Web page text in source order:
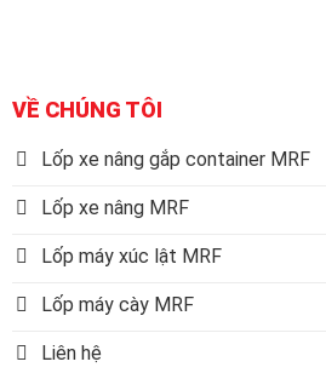
VỀ CHÚNG TÔI
Lốp xe nâng gắp container MRF
Lốp xe nâng MRF
Lốp máy xúc lật MRF
Lốp máy cày MRF
Liên hệ